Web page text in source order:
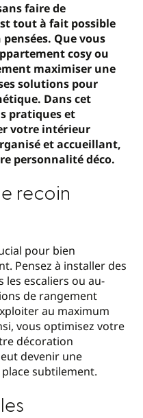
faire de
tout à fait possible
Que vous
cosy ou
maximiser une
solutions pour
Dans cet
pratiques et
votre intérieur
et accueillant,
personnalité déco.
recoin
pour bien
Pensez à installer des
les escaliers ou au-
de rangement
au maximum
vous optimisez votre
décoration
devenir une
subtilement.